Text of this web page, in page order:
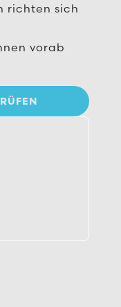
richten sich
vorab